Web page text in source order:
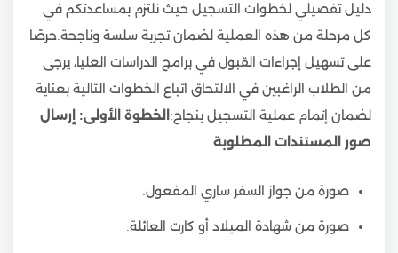
دليل تفصيلي لخطوات التسجيل حيث نلتزم بمساعدتكم في
كل مرحلة من هذه العملية لضمان تجربة سلسة وناجحة.حرصًا
على تسهيل إجراءات القبول في برامج الدراسات العليا، يرجى
من الطلاب الراغبين في الالتحاق اتباع الخطوات التالية بعناية
لضمان إتمام عملية التسجيل بنجاح: الخطوة الأولى: إرسال
صور المستندات المطلوبة
صورة من جواز السفر ساري المفعول.
صورة من شهادة الميلاد أو كارت العائلة.